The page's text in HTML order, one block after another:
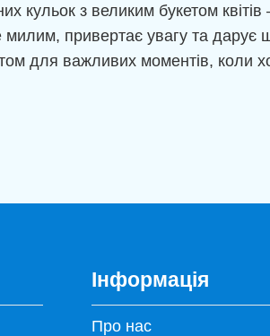
кульок з великим букетом
привертає увагу та дарує
для важливих моментів, коли
Інформація
Про нас